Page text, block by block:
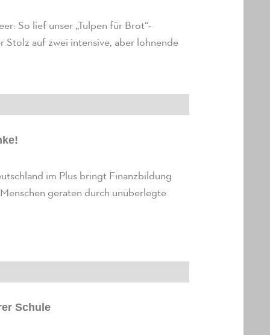
So lief unser „Tulpen für Brot“-
Stolz auf zwei intensive, aber lohnende
im Plus bringt Finanzbildung
geraten durch unüberlegte
Schule